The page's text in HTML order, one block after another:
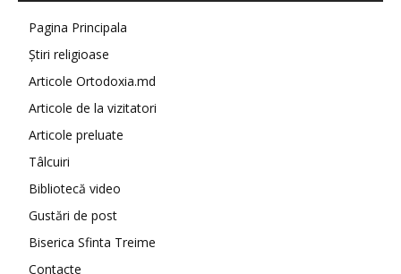
Pagina Principala
Știri religioase
Articole Ortodoxia.md
Articole de la vizitatori
Articole preluate
Tâlcuiri
Bibliotecă video
Gustări de post
Biserica Sfinta Treime
Contacte